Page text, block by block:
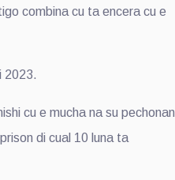
combina cu ta encera cu e
2023.
cu e mucha na su pechonan
di cual 10 luna ta